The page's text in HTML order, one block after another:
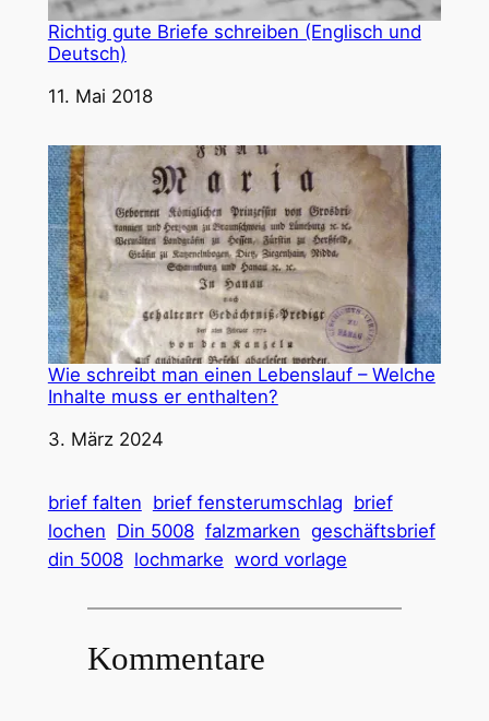
Richtig gute Briefe schreiben (Englisch und
Deutsch)
Datum
11. Mai 2018
Wie schreibt man einen Lebenslauf – Welche
Inhalte muss er enthalten?
Datum
3. März 2024
brief falten brief fensterumschlag brief
lochen Din 5008 falzmarken geschäftsbrief
din 5008 lochmarke word vorlage
Kommentare